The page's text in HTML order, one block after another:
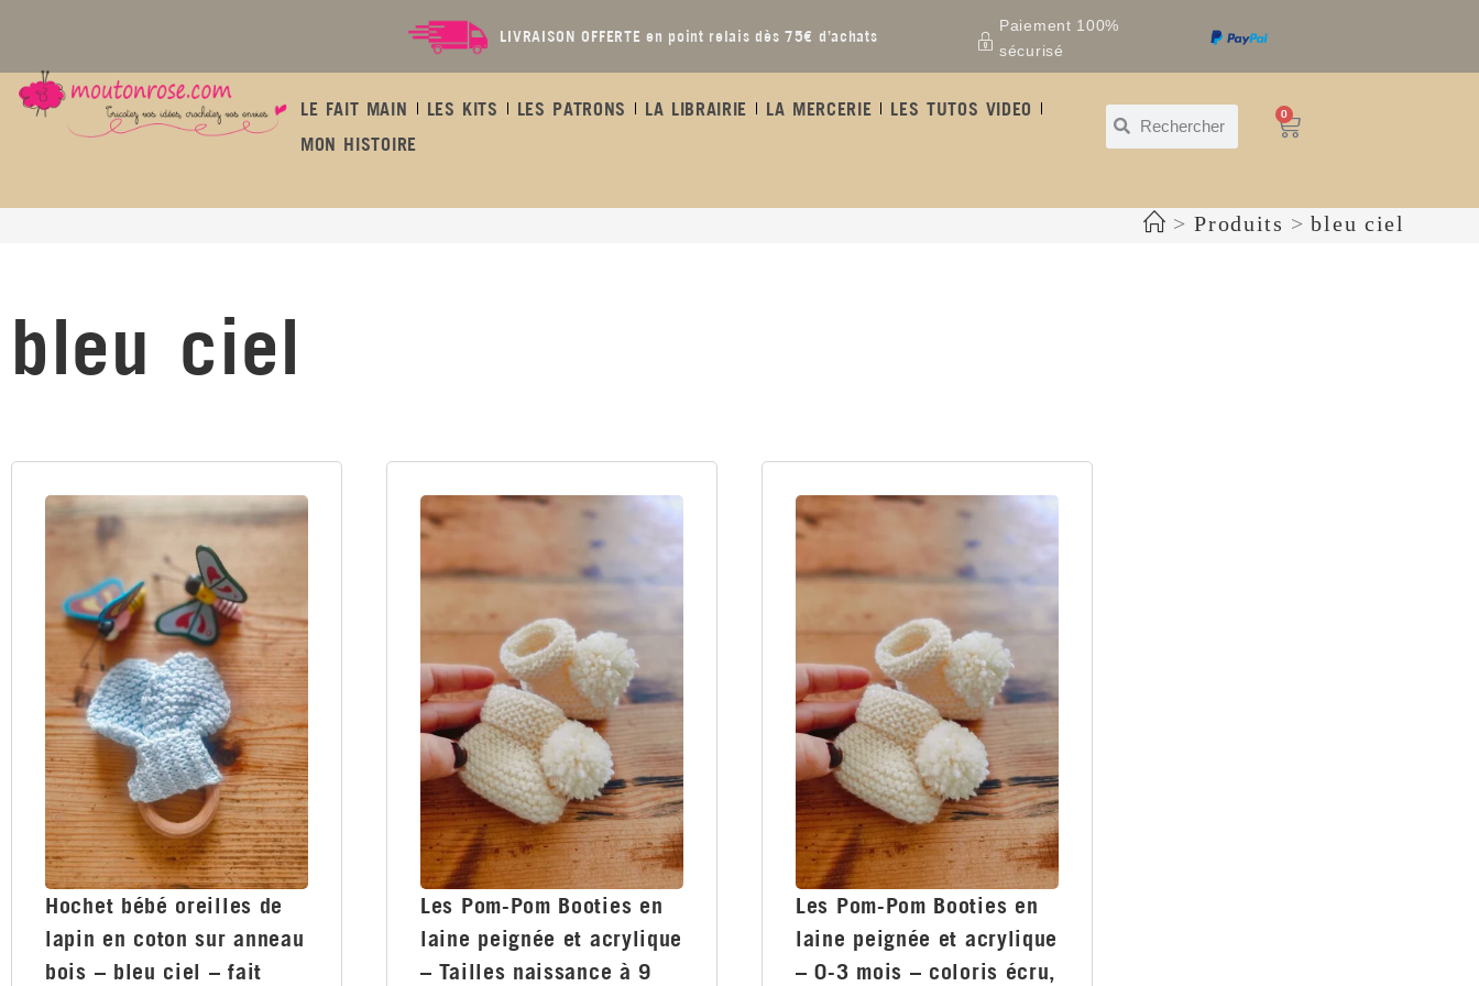
LIVRAISON OFFERTE en point relais dès 75€ d’achats
Paiement 100%
sécurisé
LE FAIT MAIN LES KITS LES PATRONS LA LIBRAIRIE LA MERCERIE
LES TUTOS VIDEO
MON HISTOIRE
0
> Produits > bleu ciel
bleu ciel
Hochet bébé oreilles de
lapin en coton sur anneau
bois – bleu ciel – fait
Les Pom-Pom Booties en
laine peignée et acrylique
– Tailles naissance à 9
Les Pom-Pom Booties en
laine peignée et acrylique
– 0-3 mois – coloris écru,